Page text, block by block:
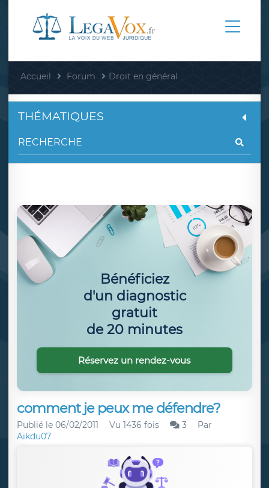
Accueil Forum Droit en général
comment je peux me défendre?
Publié le 06/02/2011 Vu 1436 fois 3
Par
Aikdu07
THÉMATIQUES
Bénéficiez
d'un diagnostic
gratuit
de 20 minutes
Réservez un rendez-vous